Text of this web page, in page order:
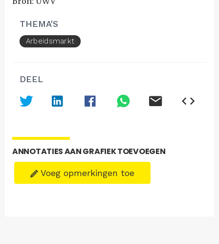
THEMA'S
Arbeidsmarkt
DEEL
ANNOTATIES AAN GRAFIEK TOEVOEGEN
Voeg opmerkingen toe